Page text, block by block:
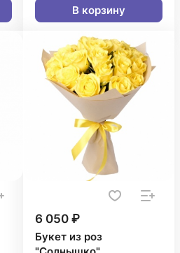
В корзину
6 050 ₽
Букет из роз